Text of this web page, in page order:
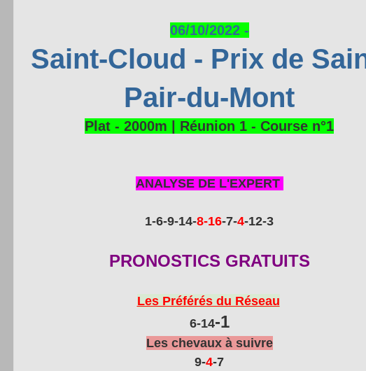
06/10/2022 -
Saint-Cloud - Prix de
Pair-du-Mont
Plat - 2000m | Réunion 1 - Course n°1
ANALYSE DE L'EXPERT
1-6-9-14-8-16-7-4-12-3
PRONOSTICS GRATUITS
Les Préférés du Réseau
6-14-1
Les chevaux à suivre
9-4-7